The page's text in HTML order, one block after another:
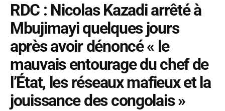
RDC : Nicolas Kazadi arrêté à
Mbujimayi quelques jours
après avoir dénoncé « le
mauvais entourage du chef de
l’État, les réseaux mafieux et la
jouissance des congolais »